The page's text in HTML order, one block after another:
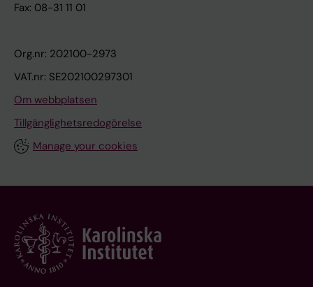
Fax: 08-31 11 01
Org.nr: 202100-2973
VAT.nr: SE202100297301
Om webbplatsen
Tillgänglighetsredogörelse
Manage your cookies